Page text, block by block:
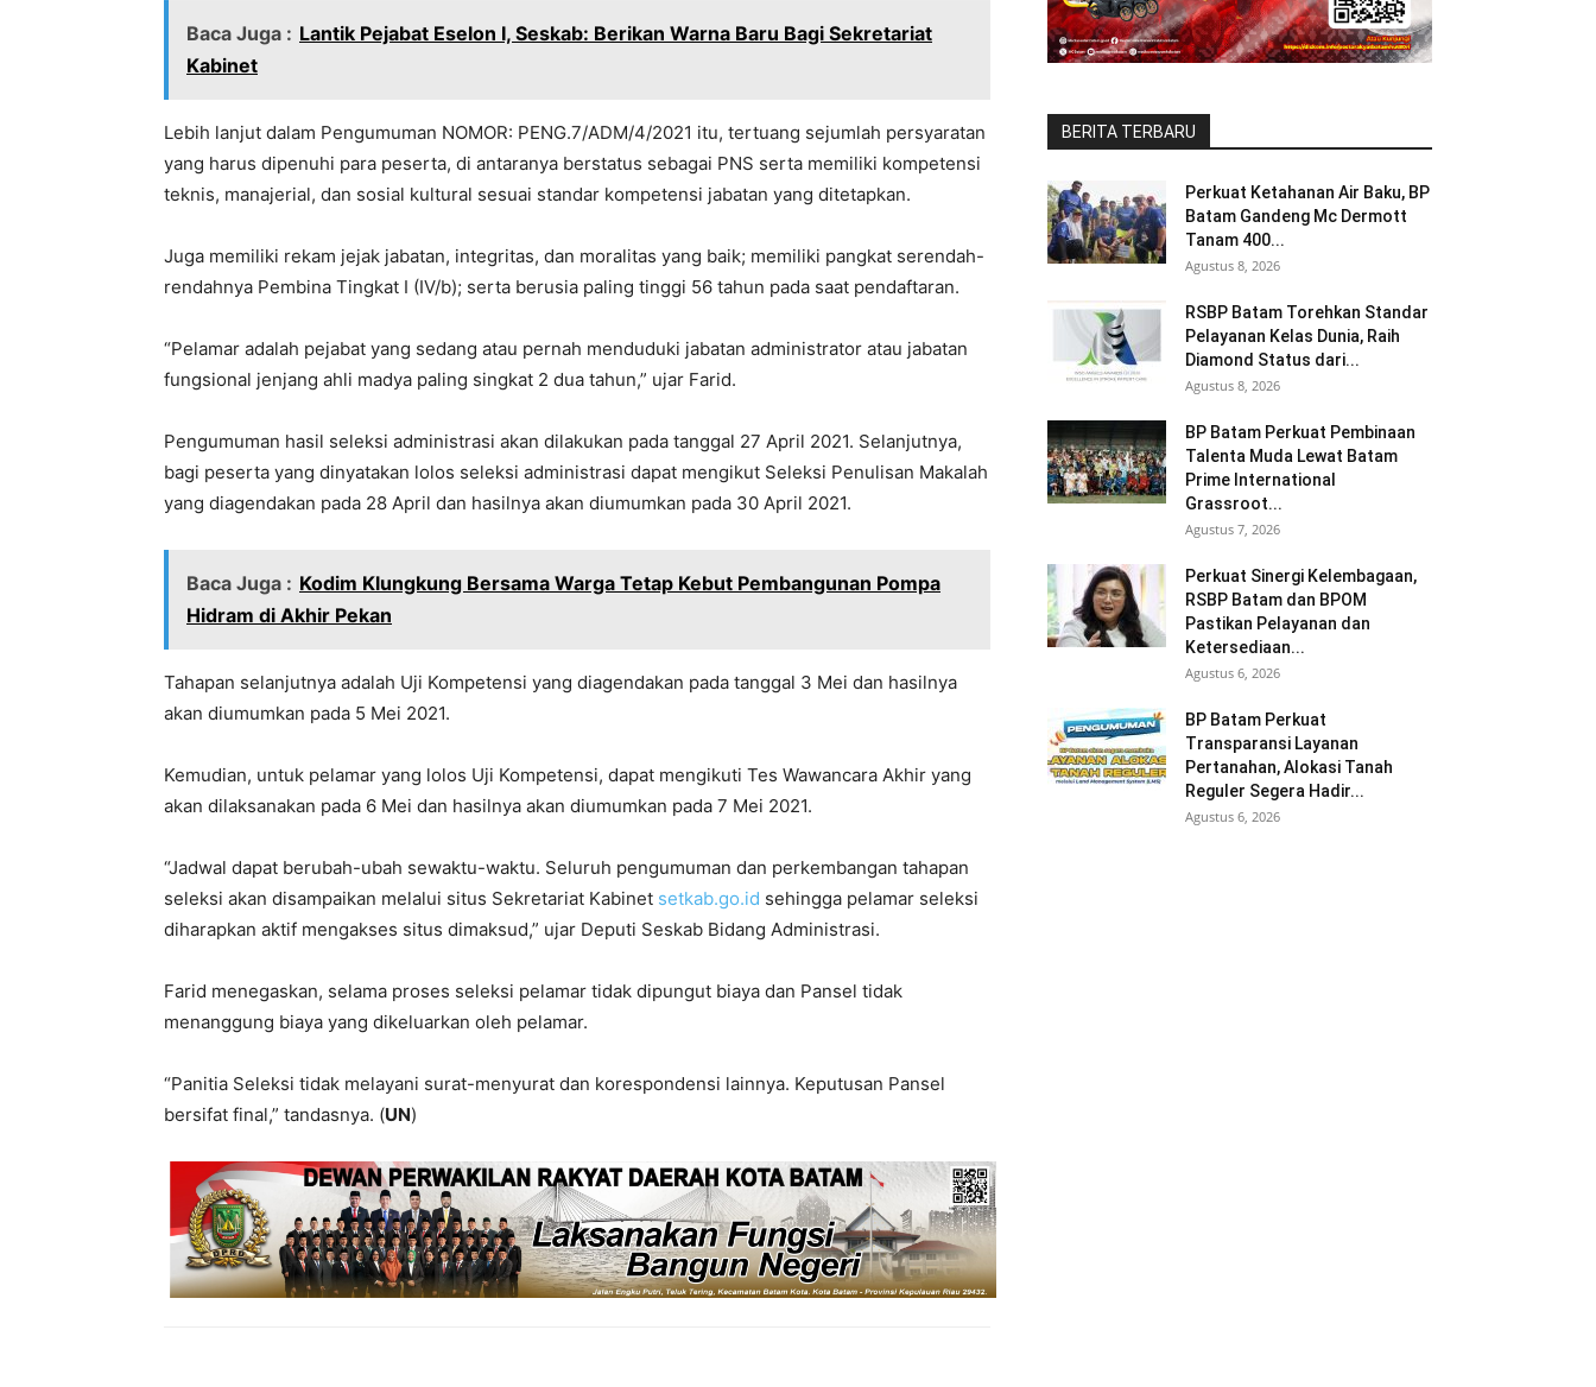
Baca Juga : Lantik Pejabat Eselon I, Seskab: Berikan Warna Baru Bagi Sekretariat
Kabinet
Lebih lanjut dalam Pengumuman NOMOR: PENG.7/ADM/4/2021 itu, tertuang sejumlah persyaratan
yang harus dipenuhi para peserta, di antaranya berstatus sebagai PNS serta memiliki kompetensi
teknis, manajerial, dan sosial kultural sesuai standar kompetensi jabatan yang ditetapkan.
Juga memiliki rekam jejak jabatan, integritas, dan moralitas yang baik; memiliki pangkat serendah-
rendahnya Pembina Tingkat I (IV/b); serta berusia paling tinggi 56 tahun pada saat pendaftaran.
“Pelamar adalah pejabat yang sedang atau pernah menduduki jabatan administrator atau jabatan
fungsional jenjang ahli madya paling singkat 2 dua tahun,” ujar Farid.
Pengumuman hasil seleksi administrasi akan dilakukan pada tanggal 27 April 2021. Selanjutnya,
bagi peserta yang dinyatakan lolos seleksi administrasi dapat mengikut Seleksi Penulisan Makalah
yang diagendakan pada 28 April dan hasilnya akan diumumkan pada 30 April 2021.
Baca Juga : Kodim Klungkung Bersama Warga Tetap Kebut Pembangunan Pompa
Hidram di Akhir Pekan
Tahapan selanjutnya adalah Uji Kompetensi yang diagendakan pada tanggal 3 Mei dan hasilnya
akan diumumkan pada 5 Mei 2021.
Kemudian, untuk pelamar yang lolos Uji Kompetensi, dapat mengikuti Tes Wawancara Akhir yang
akan dilaksanakan pada 6 Mei dan hasilnya akan diumumkan pada 7 Mei 2021.
“Jadwal dapat berubah-ubah sewaktu-waktu. Seluruh pengumuman dan perkembangan tahapan
seleksi akan disampaikan melalui situs Sekretariat Kabinet setkab.go.id sehingga pelamar seleksi
diharapkan aktif mengakses situs dimaksud,” ujar Deputi Seskab Bidang Administrasi.
Farid menegaskan, selama proses seleksi pelamar tidak dipungut biaya dan Pansel tidak
menanggung biaya yang dikeluarkan oleh pelamar.
“Panitia Seleksi tidak melayani surat-menyurat dan korespondensi lainnya. Keputusan Pansel
bersifat final,” tandasnya. (UN)
BERITA TERBARU
Perkuat Ketahanan Air Baku, BP
Batam Gandeng Mc Dermott
Tanam 400...
Agustus 8, 2026
RSBP Batam Torehkan Standar
Pelayanan Kelas Dunia, Raih
Diamond Status dari...
Agustus 8, 2026
BP Batam Perkuat Pembinaan
Talenta Muda Lewat Batam
Prime International
Grassroot...
Agustus 7, 2026
Perkuat Sinergi Kelembagaan,
RSBP Batam dan BPOM
Pastikan Pelayanan dan
Ketersediaan...
Agustus 6, 2026
BP Batam Perkuat
Transparansi Layanan
Pertanahan, Alokasi Tanah
Reguler Segera Hadir...
Agustus 6, 2026